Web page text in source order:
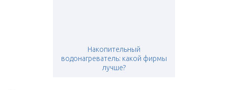
Накопительный
водонагреватель: какой фирмы
лучше?